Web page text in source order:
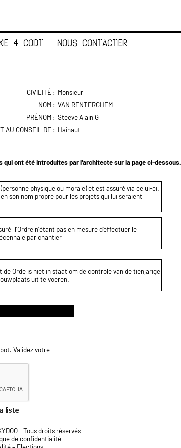
4 CODT NOUS CONTACTER
CIVILITÉ : Monsieur
NOM : VAN RENTERGHEM
PRÉNOM : Steeve Alain G
AU CONSEIL DE : Hainaut
qui ont été introduites par l'architecte sur la page ci-dessous.
physique ou morale) et est assuré via celui-ci.
son nom propre pour les projets qui lui seraient
l’Ordre n’étant pas en mesure d’effectuer le
par chantier
Orde is niet in staat om de controle van de tienjarige
uit te voeren.
Validez votre
- Tous droits réservés
de confidentialité